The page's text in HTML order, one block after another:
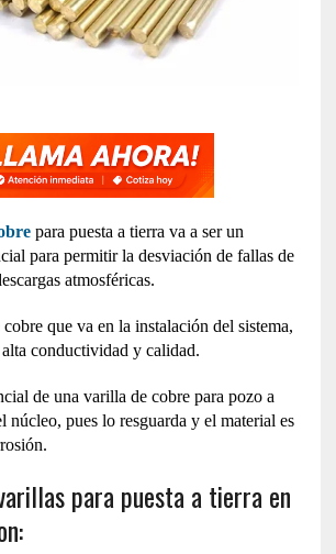
para puesta a tierra va a ser un
para permitir la desviación de fallas de
atmosféricas.
que va en la instalación del sistema,
conductividad y calidad.
de una varilla de cobre para pozo a
núcleo, pues lo resguarda y el material es
para puesta a tierra en